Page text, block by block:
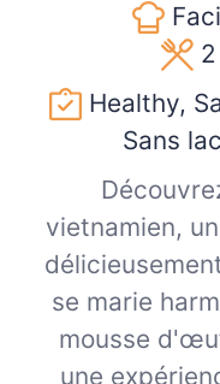
2
Healthy,
Sans
vietnamien,
se marie
mousse
une